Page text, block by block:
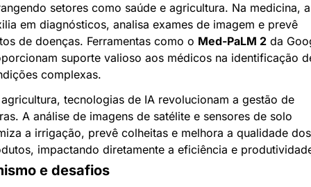
setores como saúde e agricultura. Na medicina,
em diagnósticos, analisa exames de imagem e prevê
de doenças. Ferramentas como o Med-PaLM 2 da
suporte valioso aos médicos na identificação
complexas.
tecnologias de IA revolucionam a gestão de
A análise de imagens de satélite e sensores de solo
a irrigação, prevê colheitas e melhora a qualidade dos
impactando diretamente a eficiência e
e desafios